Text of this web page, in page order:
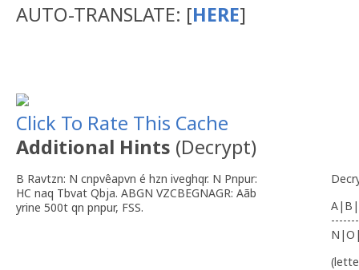
AUTO-TRANSLATE: [HERE]
Click To Rate This Cache
Additional Hints (Decrypt)
B Ravtzn: N cnpvêapvn é hzn iveghqr. N Pnpur:
HC naq Tbvat Qbja. ABGN VZCBEGNAGR: Aãb
yrine 500t qn pnpur, FSS.